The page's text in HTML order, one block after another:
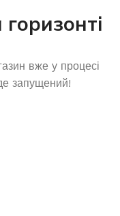
вже у процесі
запущений!